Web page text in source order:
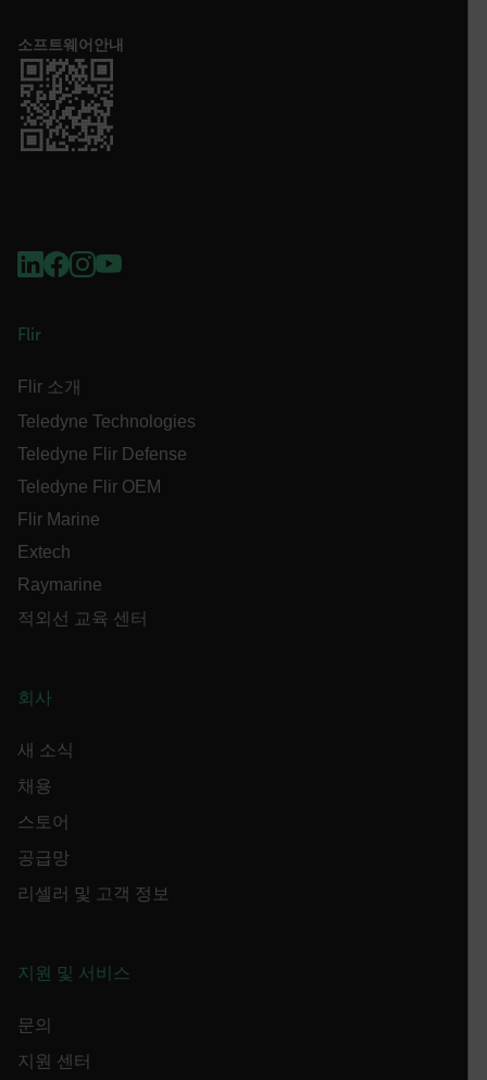
소프트웨어안내
Flir
Flir 소개
Teledyne Technologies
Teledyne Flir Defense
Teledyne Flir OEM
Flir Marine
Extech
Raymarine
적외선 교육 센터
회사
새 소식
채용
스토어
공급망
리셀러 및 고객 정보
지원 및 서비스
문의
지원 센터
{1-60}
.AspNetCore.Correlation.[-